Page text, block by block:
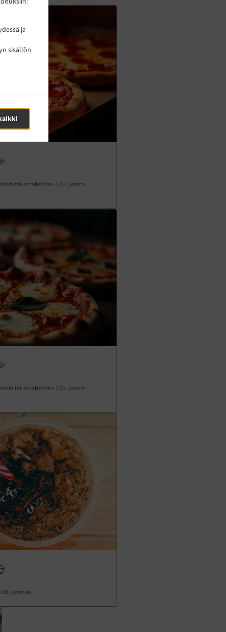
ja
sisällön
tai kebabeista + 1,5 L juoma
tai kebabeista + 1,5 L juoma
juoman.